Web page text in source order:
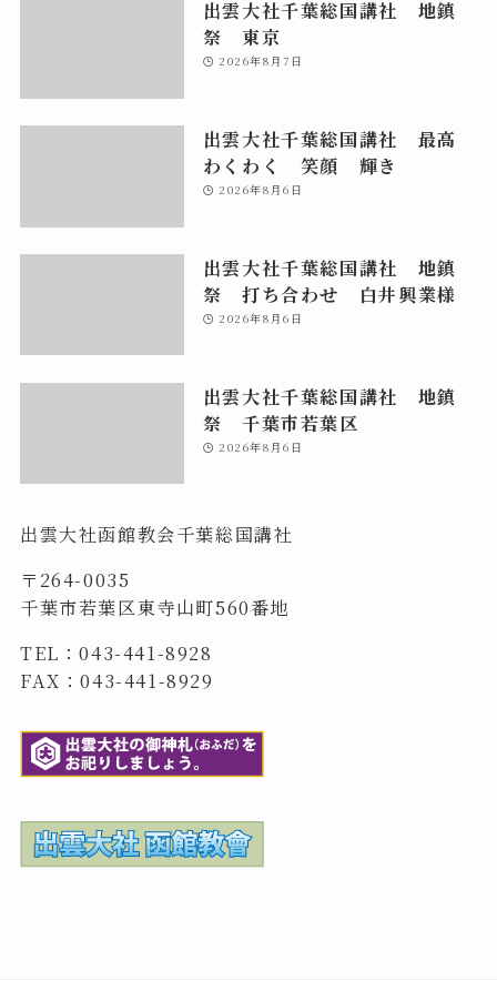
出雲大社千葉総国講社 地鎮
祭 東京
2026年8月7日
出雲大社千葉総国講社 最高
わくわく 笑顔 輝き
2026年8月6日
出雲大社千葉総国講社 地鎮
祭 打ち合わせ 白井興業様
2026年8月6日
出雲大社千葉総国講社 地鎮
祭 千葉市若葉区
2026年8月6日
出雲大社函館教会千葉総国講社
〒264-0035
千葉市若葉区東寺山町560番地
TEL：043-441-8928
FAX：043-441-8929